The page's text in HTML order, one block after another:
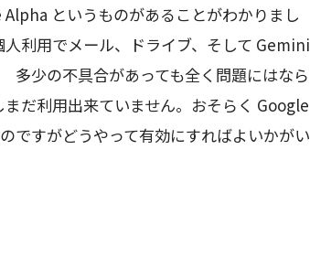
というものがあることがわかりまし
利用でメール、ドライブ、そして Gemini
少の不具合があっても全く問題にはなら
だ利用出来ていません。おそらく Google
ですがどうやって有効にすればよいかがい